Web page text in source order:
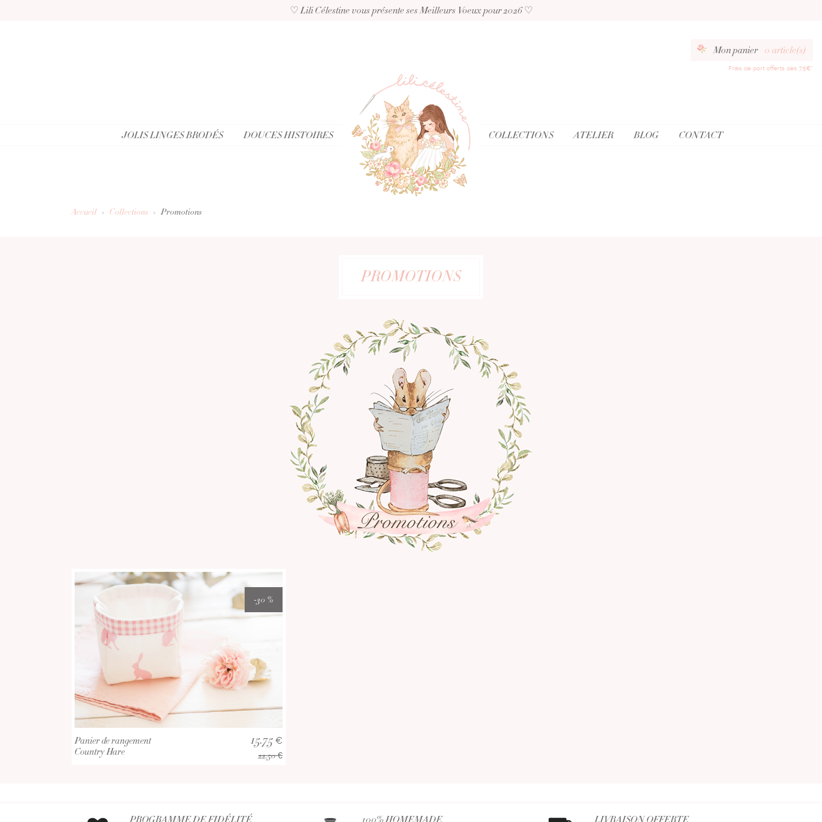
♡ Lili Célestine vous présente ses Meilleurs Voeux pour 2026 ♡
JOLIS LINGES BRODÉS DOUCES HISTOIRES COLLECTIONS ATELIER BLOG CONTACT
Mon panier 0article(s)
Frais de port offerts dès 75€*
Accueil Collections Promotions
PROMOTIONS
-30 %
Panier de rangement
Country Hare
15.75 €
22.50€